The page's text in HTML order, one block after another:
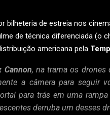
bilheteria de estreia nos
de técnica diferenciada (o
americana pela
Cannon, na trama os drones
a câmera para seguir
para trás em uma
derruba um desses